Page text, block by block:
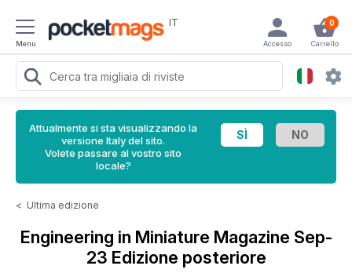
Menu
IT 0
Carrello
Accesso
Attualmente si sta visualizzando la
versione Italy del sito.
Volete passare al vostro sito
locale?
< Ultima edizione
Engineering in Miniature Magazine Sep-
23 Edizione posteriore